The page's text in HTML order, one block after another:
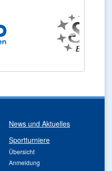
News und Aktuelles
Sportturniere
Übersicht
Anmeldung